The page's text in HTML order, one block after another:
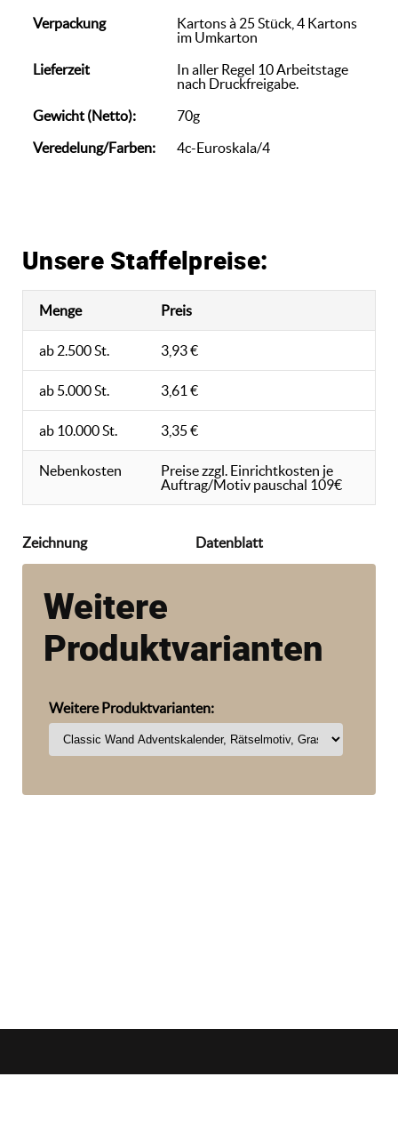
Verpackung
Kartons à 25 Stück, 4 Kartons
im Umkarton
Lieferzeit
In aller Regel 10 Arbeitstage
nach Druckfreigabe.
Gewicht (Netto):
70g
Veredelung/Farben:
4c-Euroskala/4
Unsere Staffelpreise:
Menge Preis
ab 2.500 St. 3,93 €
ab 5.000 St. 3,61 €
ab 10.000 St. 3,35 €
Nebenkosten
Preise zzgl. Einrichtkosten je
Auftrag/Motiv pauschal 109€
Zeichnung Datenblatt
Weitere
Produktvarianten
Weitere Produktvarianten: